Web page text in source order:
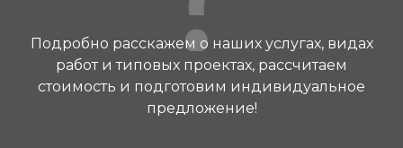
Подробно расскажем о наших услугах, видах
работ и типовых проектах, рассчитаем
стоимость и подготовим индивидуальное
предложение!